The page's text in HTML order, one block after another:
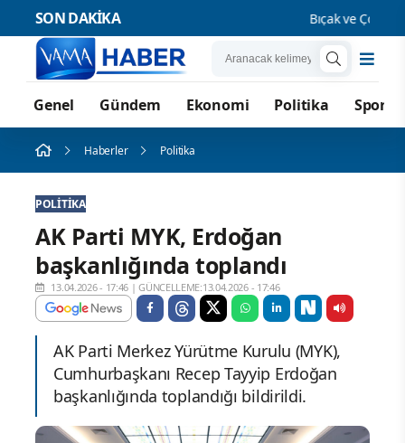
SON DAKİKA Bıçak ve Çocuk
Genel Gündem Ekonomi Politika Spor
Haberler Politika
POLITIKA
AK Parti MYK, Erdoğan
başkanlığında toplandı
13.04.2026 - 17:46 |GÜNCELLEME:13.04.2026 - 17:46
AK Parti Merkez Yürütme Kurulu (MYK),
Cumhurbaşkanı Recep Tayyip Erdoğan
başkanlığında toplandığı bildirildi.